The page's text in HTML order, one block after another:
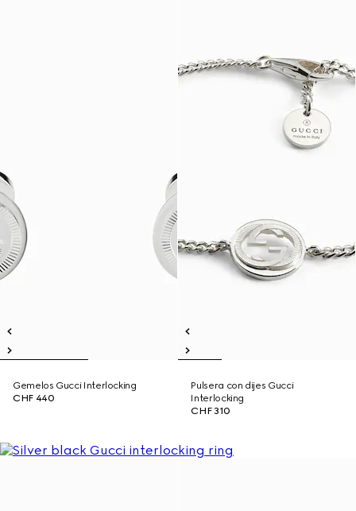
Gemelos Gucci Interlocking
CHF 440
Pulsera con dijes Gucci
Interlocking
CHF 310